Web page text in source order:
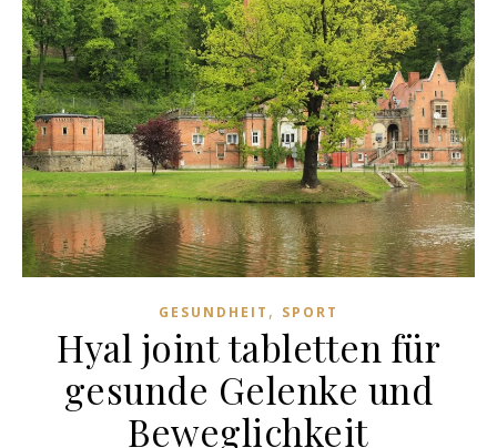
GESUNDHEIT , SPORT
Hyal joint tabletten für
gesunde Gelenke und
Beweglichkeit